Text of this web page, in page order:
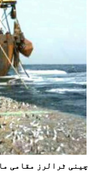
چينی ٹرالرز مقامی